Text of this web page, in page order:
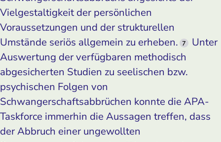
Vielgestaltigkeit der persönlichen
Voraussetzungen und der strukturellen
Umstände seriös allgemein zu erheben. 7
Unter
Auswertung der verfügbaren methodisch
abgesicherten Studien zu seelischen bzw.
psychischen Folgen von
Schwangerschaftsabbrüchen konnte die APA-
Taskforce immerhin die Aussagen treffen, dass
der Abbruch einer ungewollten